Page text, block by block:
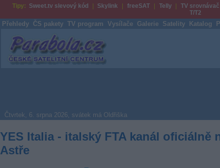
Tipy: Sweet.tv slevový kód Skylink freeSAT Telly
TV srovnávač
T/T2
Přehledy ČS pakety TV program Vysílače Galerie Satelity Katalog
Parabola.cz
Čtvrtek, 6. srpna 2026, svátek má Oldřiška
YES Italia - italský FTA kanál oficiálně
Astře